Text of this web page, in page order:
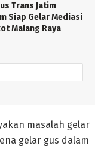
Trans Jatim
Siap Gelar Mediasi
Malang Raya
masalah gelar
gelar gus dalam